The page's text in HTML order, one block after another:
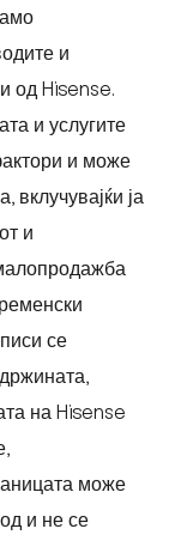
и
од Hisense.
и услугите
и може
ја
и
се
на Hisense
може
и не се